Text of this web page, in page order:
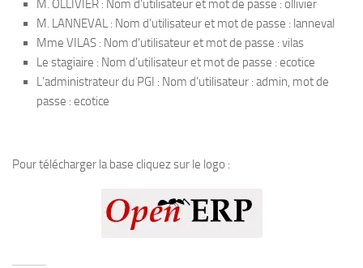
M. OLLIVIER : Nom d’utilisateur et mot de passe : ollivier
M. LANNEVAL : Nom d’utilisateur et mot de passe : lanneval
Mme VILAS : Nom d’utilisateur et mot de passe : vilas
Le stagiaire : Nom d’utilisateur et mot de passe : ecotice
L’administrateur du PGI : Nom d’utilisateur : admin, mot de
passe : ecotice
Pour télécharger la base cliquez sur le logo :